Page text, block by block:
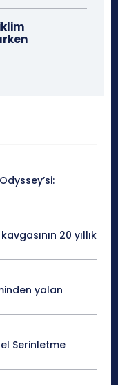
20 yıllık
yalan
Serinletme